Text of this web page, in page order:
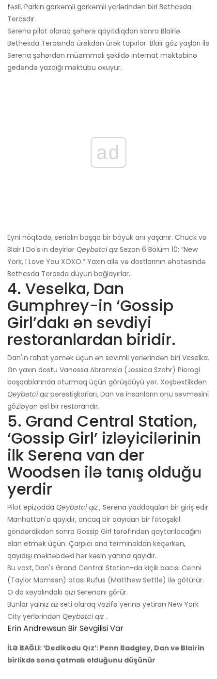
fəsil. Parkın görkəmli görkəmli yerlərindən biri Bethesda
Terasdır.
Serena pilot olaraq şəhərə qayıtdıqdan sonra Blairlə
Bethesda Terasında ürəkdən ürək tapırlar. Blair göz yaşları ilə
Serena şəhərdən müəmmalı şəkildə internat məktəbinə
gedəndə yazdığı məktubu oxuyur.
ad
Eyni nöqtədə, serialın başqa bir böyük anı yaşanır. Chuck və
Blair I Do's in deyirlər Qeybətci qızSezon 6 Bölüm 10: “New
York, I Love You XOXO.” Yaxın ailə və dostlarının əhatəsində
Bethesda Terasda düyün bağlayırlar.
4. Veselka, Dan
Gumphrey-in ‘Gossip
Girl’dakı ən sevdiyi
restoranlardan biridir.
Dan'ın rahat yemək üçün ən sevimli yerlərindən biri Veselka.
Ən yaxın dostu Vanessa Abramsla (Jessica Szohr) Pierogi
boşqablarında oturmaq üçün görüşdüyü yer. Xoşbəxtlikdən
Qeybətci qızpərəstişkarları, Dan və insanların onu sevməsini
gözləyən əsl bir restorandır.
5. Grand Central Station,
‘Gossip Girl’ izləyicilərinin
ilk Serena van der
Woodsen ilə tanış olduğu
yerdir
Pilot epizodda Qeybətci qız, Serena yaddaqalan bir giriş edir.
Manhattan'a qayıdır, ancaq bir qayıdan bir fotoşəkil
göndərdikdən sonra Gossip Girl tərəfindən qaytarılacağını
elan etmək üçün. Çarpıcı ana terminaldan keçərkən,
qayıdışı məktəbdəki hər kəsin yanına qayıdır.
Bu vaxt, Dan's Grand Central Station-da kiçik bacısı Cenni
(Taylor Momsen) atası Rufus (Matthew Settle) ilə götürür.
O da xəyalındakı qızı Serenanı görür.
Bunlar yalnız azseti olaraq vəzifə yerinə yetirən New York
City yerlərindən Qeybətci qız.
Erin Andrewsun Bir Sevgilisi Var
İLƏ BAĞLI: ‘Dedikodu Qız’: Penn Badgley, Dan və Blairin
birlikdə sona çatmalı olduğunu düşünür